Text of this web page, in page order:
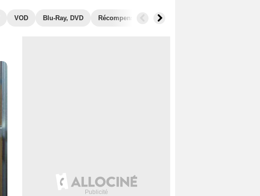
VOD Blu-Ray, DVD Récompenses Photos